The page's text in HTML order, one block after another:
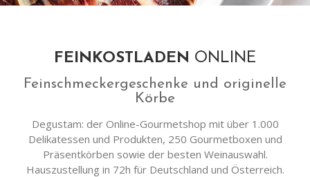
FEINKOSTLADEN ONLINE
Feinschmeckergeschenke und originelle
Körbe
Degustam: der Online-Gourmetshop mit über 1.000
Delikatessen und Produkten, 250 Gourmetboxen und
Präsentkörben sowie der besten Weinauswahl.
Hauszustellung in 72h für Deutschland und Österreich.